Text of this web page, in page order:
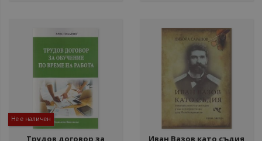
Не е наличен
Трудов договор за Иван Вазов като съдия